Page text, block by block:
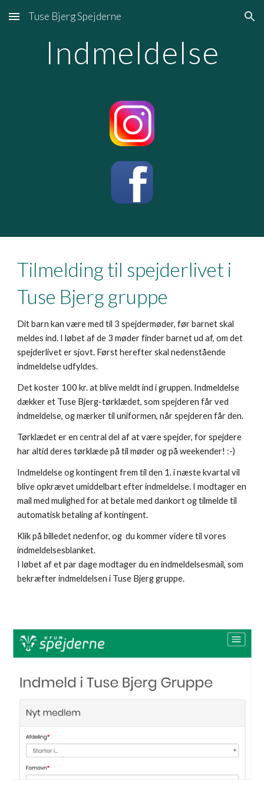
Skip to main content Skip to navigation
Tuse Bjerg Spejderne
Indmeldelse
Tilmelding til spejderlivet i
Tuse Bjerg gruppe
Dit barn kan være med til 3 spejdermøder, før barnet skal
meldes ind. I løbet af de 3 møder finder barnet ud af, om det
spejderlivet er sjovt. Først herefter skal nedenstående
indmeldelse udfyldes.
Det koster 100 kr. at blive meldt ind i gruppen. Indmeldelse
dækker et Tuse Bjerg-tørklædet, som spejderen får ved
indmeldelse, og mærker til uniformen, når spejderen får den.
Tørklædet er en central del af at være spejder, for spejdere
har altid deres tørklæde på til møder og på weekender! :-)
Indmeldelse og kontingent frem til den 1. i næste kvartal vil
blive opkrævet umiddelbart efter indmeldelse. I modtager en
mail med mulighed for at betale med dankort og tilmelde til
automatisk betaling af kontingent.
Klik på billedet nedenfor, og du kommer videre til vores
indmeldelsesblanket.
I løbet af et par dage modtager du en indmeldelsesmail, som
bekræfter indmeldelsen i Tuse Bjerg gruppe.